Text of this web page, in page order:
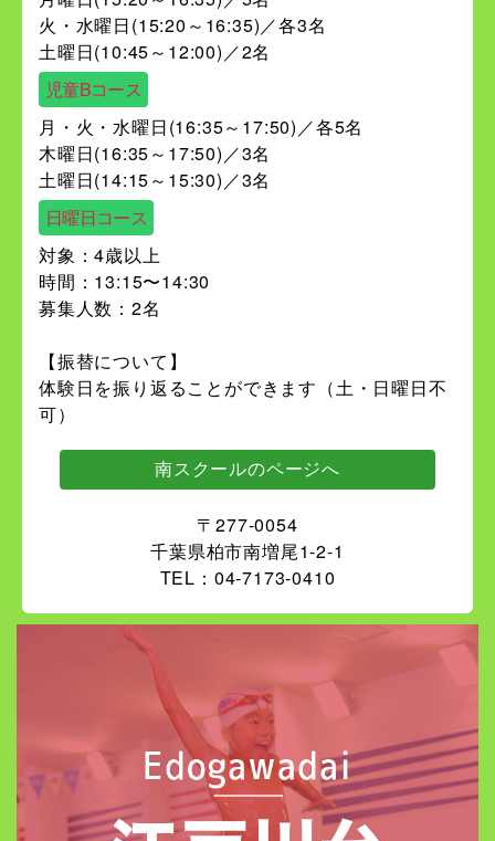
火・水曜日(15:20～16:35)／各3名
土曜日(10:45～12:00)／2名
児童Bコース
月・火・水曜日(16:35～17:50)／各5名
木曜日(16:35～17:50)／3名
土曜日(14:15～15:30)／3名
日曜日コース
対象：4歳以上
時間：13:15〜14:30
募集人数：2名
【振替について】
体験日を振り返ることができます（土・日曜日不
可）
南スクールのページへ
〒277-0054
千葉県柏市南増尾1-2-1
TEL：04-7173-0410